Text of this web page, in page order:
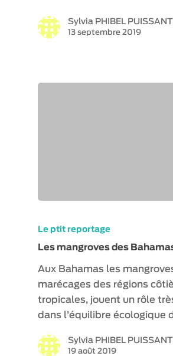
Sylvia PHIBEL PUISSANT
13 septembre 2019
Le ptit reportage
Les mangroves des
Aux Bahamas les
marécages des régions
tropicales, jouent un rôle
dans l’équilibre écologique
Sylvia PHIBEL PUISSANT
19 août 2019